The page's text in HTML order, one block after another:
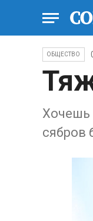
ОБЩЕСТВО
Хочешь
сябров